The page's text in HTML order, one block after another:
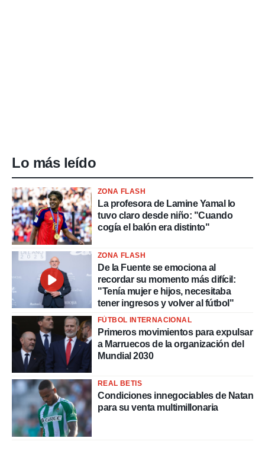
Lo más leído
ZONA FLASH
La profesora de Lamine Yamal lo
tuvo claro desde niño: "Cuando
cogía el balón era distinto"
ZONA FLASH
De la Fuente se emociona al
recordar su momento más difícil:
"Tenía mujer e hijos, necesitaba
tener ingresos y volver al fútbol"
FÚTBOL INTERNACIONAL
Primeros movimientos para expulsar
a Marruecos de la organización del
Mundial 2030
REAL BETIS
Condiciones innegociables de Natan
para su venta multimillonaria